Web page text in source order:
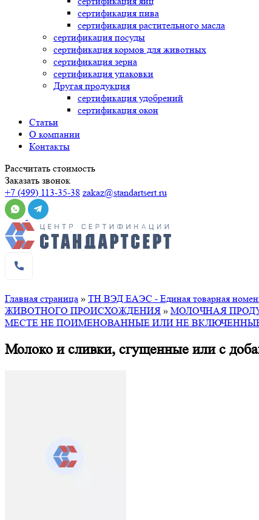
сертификация пива
сертификация растительного масла
сертификация посуды
сертификация кормов для животных
сертификация зерна
сертификация упаковки
Другая продукция
сертификация удобрений
сертификация окон
Статьи
О компании
Контакты
Рассчитать стоимость
Заказать звонок
+7 (499) 113-35-38 zakaz@standartsert.ru
Главная страница » ТН ВЭД ЕАЭС - Единая товарная
ЖИВОТНОГО ПРОИСХОЖДЕНИЯ » МОЛОЧНАЯ
МЕСТЕ НЕ ПОИМЕНОВАННЫЕ ИЛИ НЕ
Молоко и сливки, сгущенные или с